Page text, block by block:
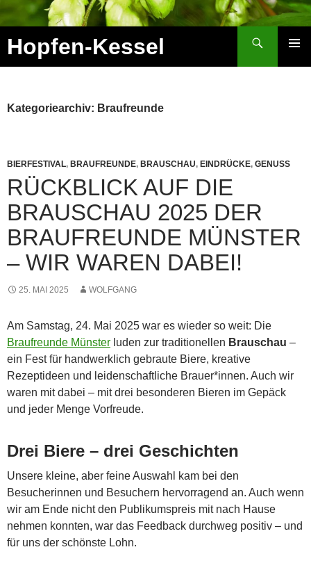
Zum
Inhalt
springen
Hopfen-Kessel
Kategoriearchiv: Braufreunde
BIERFESTIVAL, BRAUFREUNDE, BRAUSCHAU, EINDRÜCKE, GENUSS
RÜCKBLICK AUF DIE
BRAUSCHAU 2025 DER
BRAUFREUNDE MÜNSTER
– WIR WAREN DABEI!
25. MAI 2025 WOLFGANG
Am Samstag, 24. Mai 2025 war es wieder so weit: Die
Braufreunde Münster luden zur traditionellen Brauschau –
ein Fest für handwerklich gebraute Biere, kreative
Rezeptideen und leidenschaftliche Brauer*innen. Auch wir
waren mit dabei – mit drei besonderen Bieren im Gepäck
und jeder Menge Vorfreude.
Drei Biere – drei Geschichten
Unsere kleine, aber feine Auswahl kam bei den
Besucherinnen und Besuchern hervorragend an. Auch wenn
wir am Ende nicht den Publikumspreis mit nach Hause
nehmen konnten, war das Feedback durchweg positiv – und
für uns der schönste Lohn.